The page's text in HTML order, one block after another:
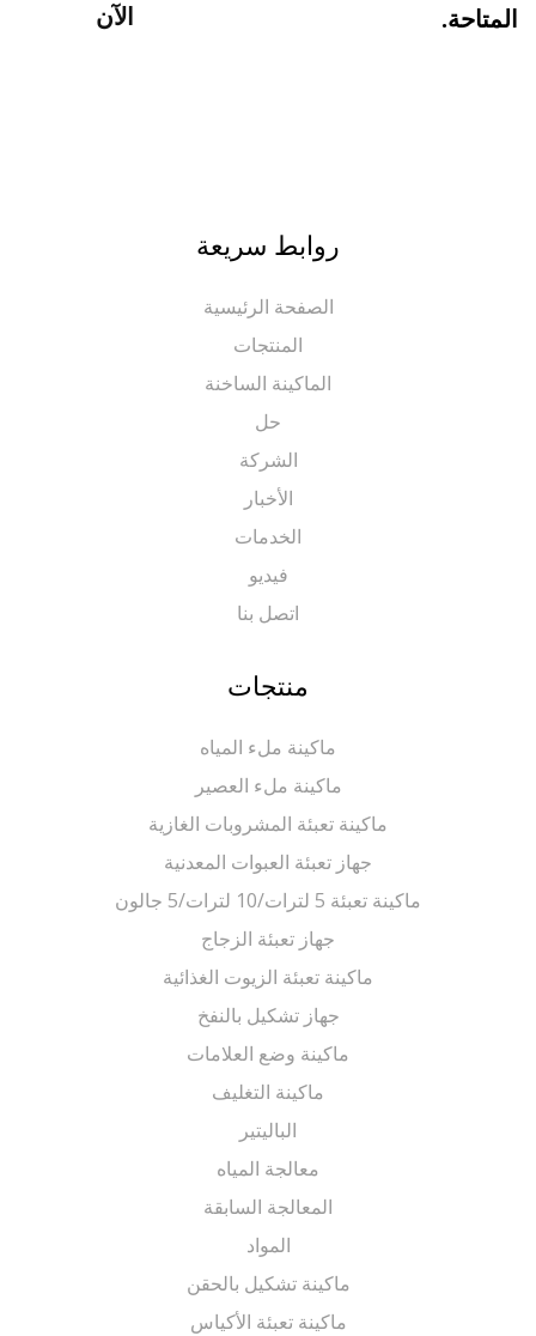
روابط سريعة
الصفحة الرئيسية
المنتجات
الماكينة الساخنة
الشركة
الخدمات
اتصل بنا
منتجات
ماكينة ملء المياه
ماكينة ملء العصير
ماكينة تعبئة المشروبات الغازية
جهاز تعبئة العبوات المعدنية
ماكينة تعبئة 5 لترات/10 لترات/5 جالون
جهاز تعبئة الزجاج
ماكينة تعبئة الزيوت الغذائية
جهاز تشكيل بالنفخ
ماكينة وضع العلامات
ماكينة التغليف
الباليتير
معالجة المياه
المعالجة السابقة
ماكينة تشكيل بالحقن
ماكينة تعبئة الأكياس